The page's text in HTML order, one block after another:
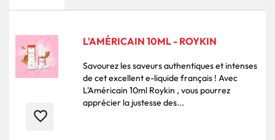
favorite_border
L'AMÉRICAIN 10ML - ROYKIN
Savourez les saveurs authentiques et intenses
de cet excellent e-liquide français ! Avec
L'Américain 10ml Roykin , vous pourrez
apprécier la justesse des...